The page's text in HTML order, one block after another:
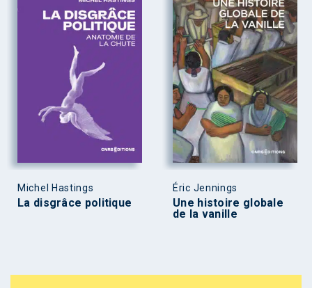
Michel Hastings
La disgrâce politique
Éric Jennings
Une histoire globale
de la vanille